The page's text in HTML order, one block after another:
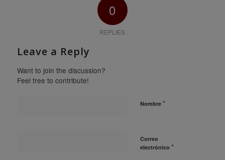
0
REPLIES
Leave a Reply
Want to join the discussion?
Feel free to contribute!
Nombre *
Correo
electrónico *